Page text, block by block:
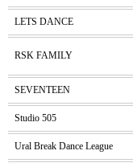
LETS DANCE
RSK FAMILY
SEVENTEEN
Studio 505
Ural Break Dance League